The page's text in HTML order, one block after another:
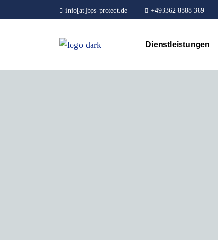
info[at]bps-protect.de +493362 8888 389
Dienstleistungen